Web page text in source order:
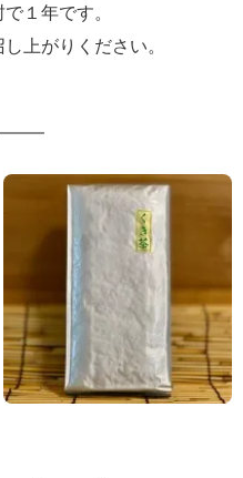
１年です。
上がりください。